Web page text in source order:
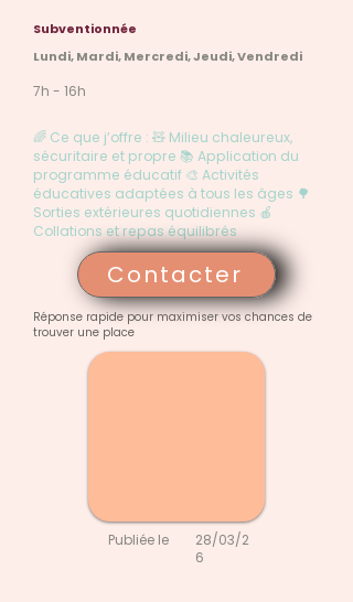
Subventionnée
Lundi, Mardi, Mercredi, Jeudi, Vendredi
7h - 16h
🌈 Ce que j’offre : 🧸 Milieu chaleureux,
sécuritaire et propre 📚 Application du
programme éducatif 🎨 Activités
éducatives adaptées à tous les âges 🌳
Sorties extérieures quotidiennes 🍎
Collations et repas équilibrés
Contacter
Réponse rapide pour maximiser vos chances de
trouver une place
Publiée le
28/03/2
6